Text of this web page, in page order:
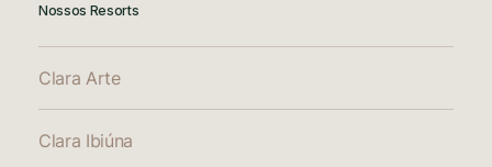
Nossos Resorts
Clara Arte
Clara Ibiúna